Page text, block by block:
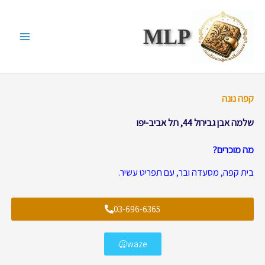
לתוכן
MLP
קפה נונה
שלמה אבן גבירול 44, תל אביב-יפו
מה מוכרים?
בית קפה, מסעדה ובר, עם תפריט עשיר.
03-696-6365
waze